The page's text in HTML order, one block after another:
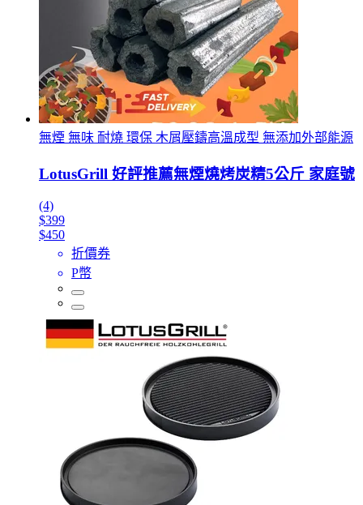
無煙 無味 耐燒 環保 木屑壓鑄高溫成型 無添加外部能源
LotusGrill 好評推薦無煙燒烤炭精5公斤 家庭號
(4)
$399
$450
折價券
P幣